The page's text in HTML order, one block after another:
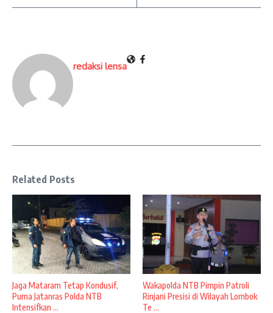
redaksi lensa
Related Posts
Jaga Mataram Tetap Kondusif,
Puma Jatanras Polda NTB
Intensifkan ...
Wakapolda NTB Pimpin Patroli
Rinjani Presisi di Wilayah Lombok
Te ...